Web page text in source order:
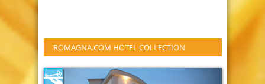
ROMAGNA.COM HOTEL COLLECTION